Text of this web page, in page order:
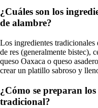
¿Cuáles son los
de alambre?
Los ingredientes tradicionales
de res (generalmente bistec),
queso Oaxaca o queso
crear un platillo sabroso y
¿Cómo se preparan
tradicional?